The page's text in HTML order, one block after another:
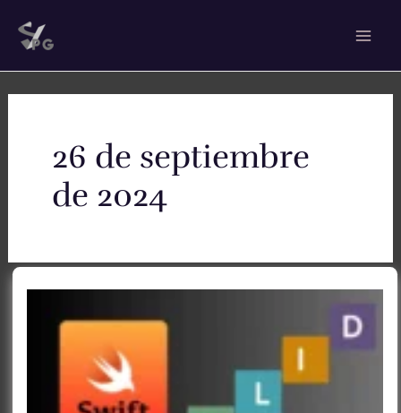
26 de septiembre
de 2024